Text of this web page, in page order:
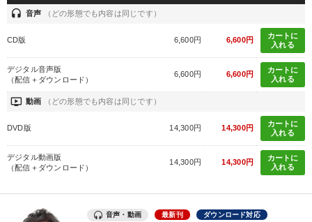
headset 音声 （どの形態でも内容は同じです）
CD版 6,600円 6,600円
カートに
入れる
デジタル音声版
（配信＋ダウンロード）
6,600円 6,600円
カートに
入れる
ondemand_video 動画 （どの形態でも内容は同じです）
DVD版 14,300円 14,300円
カートに
入れる
デジタル動画版
（配信＋ダウンロード）
14,300円 14,300円
カートに
入れる
音声・動画 最新刊 ダウンロード対応